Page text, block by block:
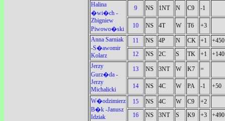
Halina
�wi�ch -
Zbigniew
Piwowo�ski
9 NS 1NT N C9 -1
10 NS 4T W T6
+3
Anna Sarniak
-S�awomir
Kolarz
11 NS 4P N CK +1
+450
12
NS 2C S TK +1
+140
Jerzy
Gurz�da -
Jerzy
Michalicki
13 NS 3NT W K7 =
14 NS 4C W PA -1 +50
W�odzimierz
B�k -Janusz
Idziak
15 NS 4C W C9
+2
16
NS 3NT S K9 +3
+490